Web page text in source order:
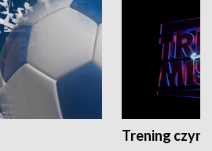
Trening czyni